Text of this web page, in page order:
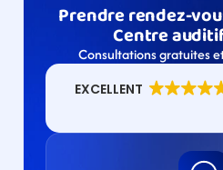
Prendre rendez-
Centre
Consultations gratuites